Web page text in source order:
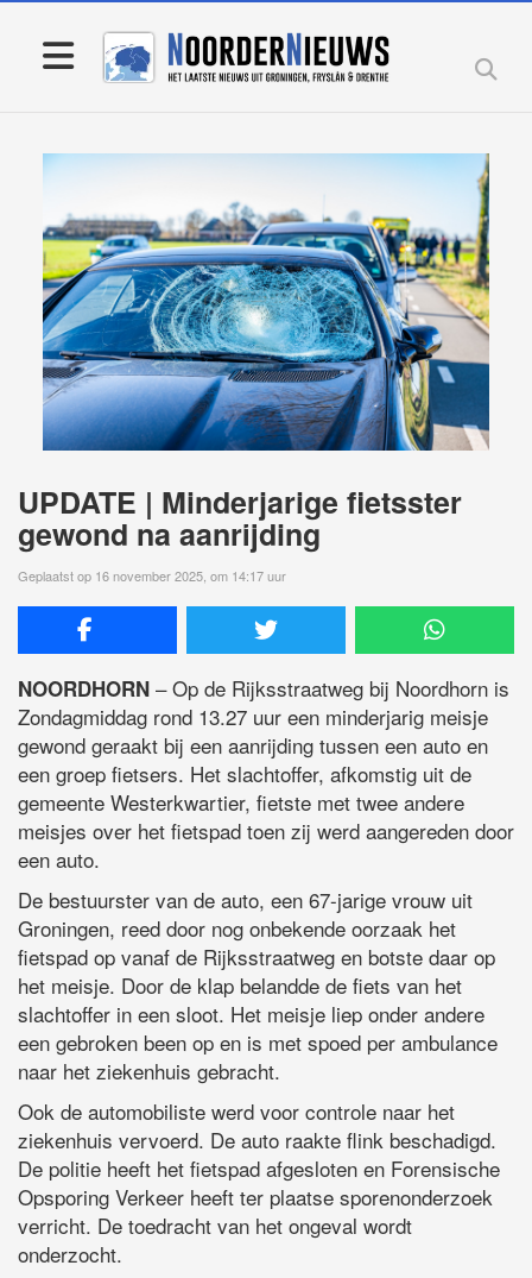
UPDATE | Minderjarige fietsster
gewond na aanrijding
Geplaatst op 16 november 2025, om 14:17 uur
NOORDHORN – Op de Rijksstraatweg bij Noordhorn is
Zondagmiddag rond 13.27 uur een minderjarig meisje
gewond geraakt bij een aanrijding tussen een auto en
een groep fietsers. Het slachtoffer, afkomstig uit de
gemeente Westerkwartier, fietste met twee andere
meisjes over het fietspad toen zij werd aangereden door
een auto.
De bestuurster van de auto, een 67-jarige vrouw uit
Groningen, reed door nog onbekende oorzaak het
fietspad op vanaf de Rijksstraatweg en botste daar op
het meisje. Door de klap belandde de fiets van het
slachtoffer in een sloot. Het meisje liep onder andere
een gebroken been op en is met spoed per ambulance
naar het ziekenhuis gebracht.
Ook de automobiliste werd voor controle naar het
ziekenhuis vervoerd. De auto raakte flink beschadigd.
De politie heeft het fietspad afgesloten en Forensische
Opsporing Verkeer heeft ter plaatse sporenonderzoek
verricht. De toedracht van het ongeval wordt
onderzocht.